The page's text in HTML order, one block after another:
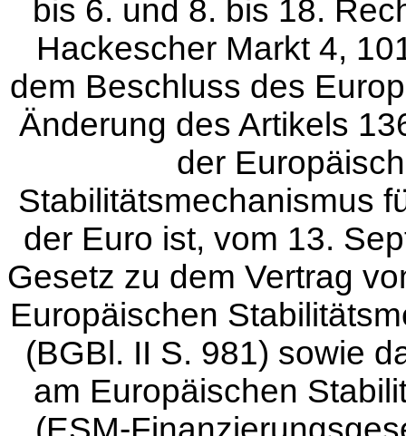
bis 6. und 8. bis 18.
Hackescher Markt 4,
dem Beschluss des
Änderung des Artikels
der
Stabilitätsmechanismus
der Euro ist, vom 13.
Gesetz zu dem Vertrag
Europäischen
(BGBl. II S. 981) sowie
am Europäischen